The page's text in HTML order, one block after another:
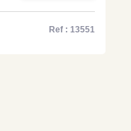
Ref : 13551